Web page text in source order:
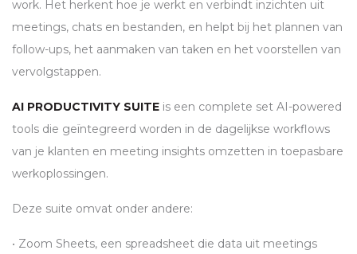
work. Het herkent hoe je werkt en verbindt inzichten uit
meetings, chats en bestanden, en helpt bij het plannen van
follow-ups, het aanmaken van taken en het voorstellen van
vervolgstappen.
AI PRODUCTIVITY SUITE is een complete set AI-powered
tools die geïntegreerd worden in de dagelijkse workflows
van je klanten en meeting insights omzetten in toepasbare
werkoplossingen.
Deze suite omvat onder andere:
• Zoom Sheets, een spreadsheet die data uit meetings